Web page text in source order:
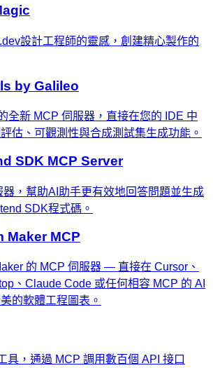
設計工程師的靈感，創建精心製作的
by Galileo
全新 MCP 伺服器，直接在您的 IDE 中
估、可觀測性與合成測試集生成功能。
SDK MCP Server
，幫助AI助手更有效地回答問題並生成
SDK程式碼。
Maker MCP
的 MCP 伺服器 — 直接在 Cursor、
、Claude Code 或任何相容 MCP 的 AI
的軟體工程圖表。
具，通過 MCP 調用數百個 API 接口